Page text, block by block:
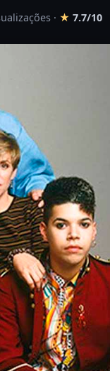
· ★ 7.7/10